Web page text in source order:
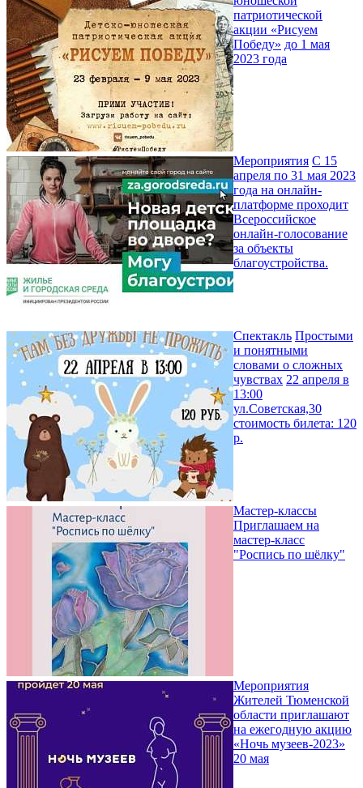
патриотической
акции «Рисуем
Победу» до 1 мая
2023 года
Мероприятия С 15
апреля по 31 мая 2023
года на онлайн-
платформе проходит
Всероссийское
онлайн-голосование
за объекты
благоустройства.
Спектакль Простыми
и понятными
словами о сложных
чувствах 22 апреля в
13:00
ул.Советская,30
стоимость билета: 120
р.
Мастер-классы
Приглашаем на
мастер-класс
"Роспись по шёлку"
Мероприятия
Жителей Тюменской
области приглашают
на ежегодную акцию
«Ночь музеев-2023»
20 мая